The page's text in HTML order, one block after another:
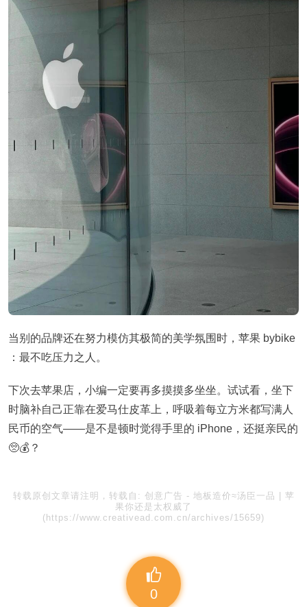
当别的品牌还在努力模仿其极简的美学氛围时，苹果 bybike
：最不吃压力之人。
下次去苹果店，小编一定要再多摸摸多坐坐。试试看，坐下
时脑补自己正靠在爱马仕皮革上，呼吸着每立方米都写满人
民币的空气——是不是顿时觉得手里的 iPhone，还挺亲民的
🥺💰？
转载原创文章请注明，转载自: 创意广告 - 地板造价≈汤臣一品 | 苹
果你还是太权威了
(https://www.creativead.com.cn/archives/15659)
0